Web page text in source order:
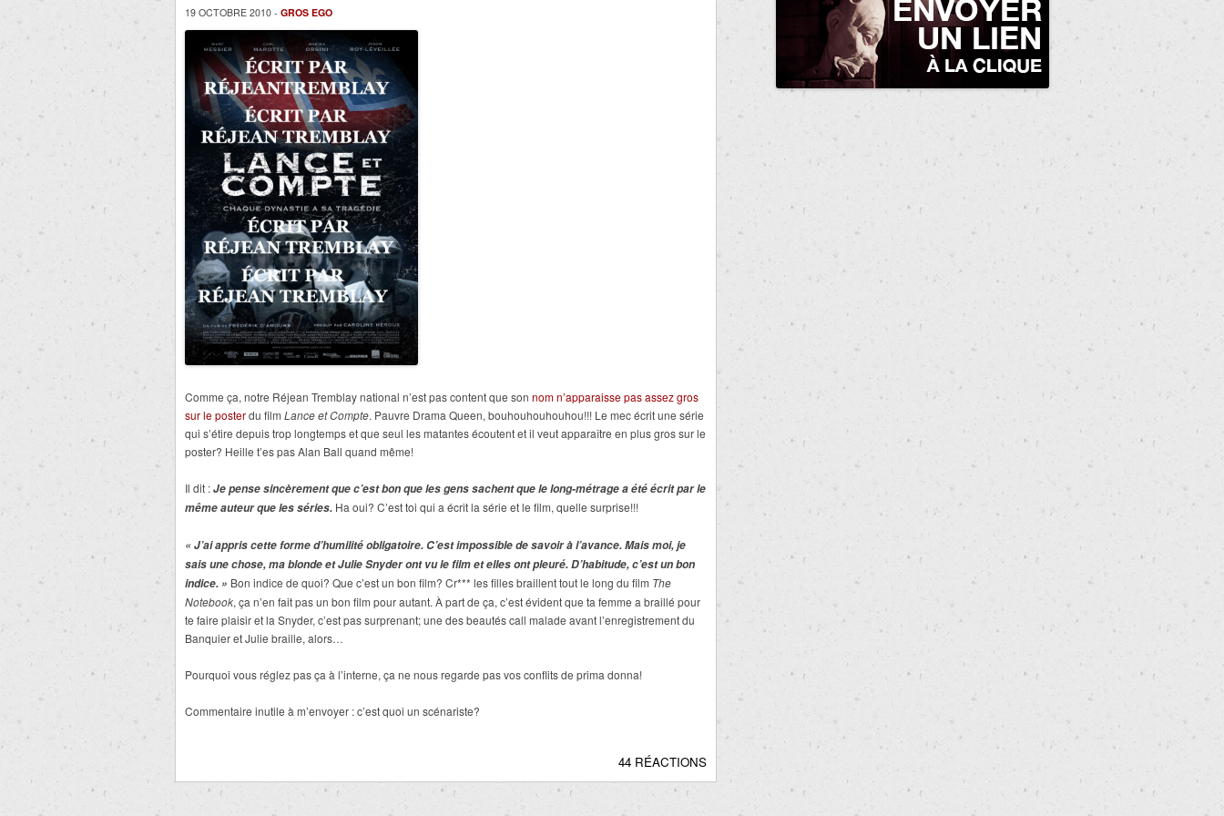
19 OCTOBRE 2010 - GROS EGO
Comme ça, notre Réjean Tremblay national n’est pas content que son nom n’apparaisse pas assez gros
sur le posterdu film Lance et Compte. Pauvre Drama Queen, bouhouhouhouhou!!! Le mec écrit une série
qui s’étire depuis trop longtemps et que seul les matantes écoutent et il veut apparaître en plus gros sur le
poster? Heille t’es pas Alan Ball quand même!
Il dit :Je pense sincèrement que c’est bon que les gens sachent que le long-métrage a été écrit par le
même auteur que les séries. Ha oui? C’est toi qui a écrit la série et le film, quelle surprise!!!
« J’ai appris cette forme d’humilité obligatoire. C’est impossible de savoir à l’avance. Mais moi, je
sais une chose, ma blonde et Julie Snyder ont vu le film et elles ont pleuré. D’habitude, c’est un bon
indice. » Bon indice de quoi? Que c’est un bon film? Cr*** les filles braillent tout le long du film The
Notebook, ça n’en fait pas un bon film pour autant. À part de ça, c’est évident que ta femme a braillé pour
te faire plaisir et la Snyder, c’est pas surprenant; une des beautés call malade avant l’enregistrement du
Banquier et Julie braille, alors…
Pourquoi vous réglez pas ça à l’interne, ça ne nous regarde pas vos conflits de prima donna!
Commentaire inutile à m’envoyer : c’est quoi un scénariste?
44 RÉACTIONS